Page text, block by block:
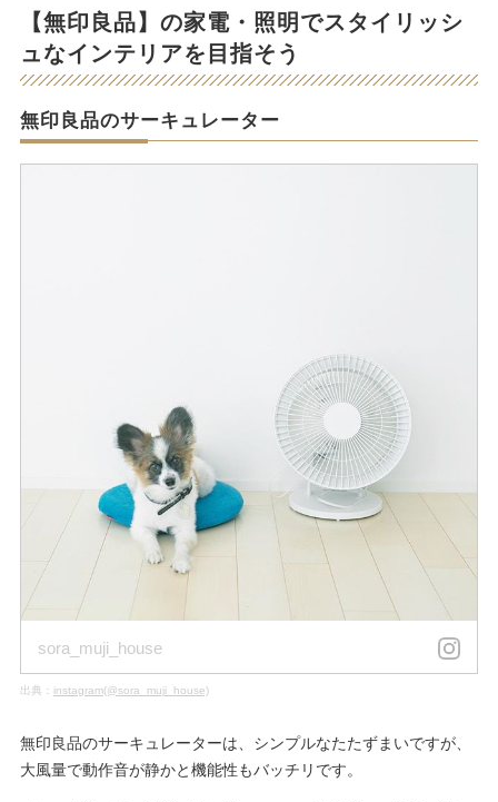
【無印良品】の家電・照明でスタイリッシ
ュなインテリアを目指そう
無印良品のサーキュレーター
sora_muji_house
出典： instagram(@sora_muji_house)
無印良品のサーキュレーターは、シンプルなたたずまいですが、
大風量で動作音が静かと機能性もバッチリです。